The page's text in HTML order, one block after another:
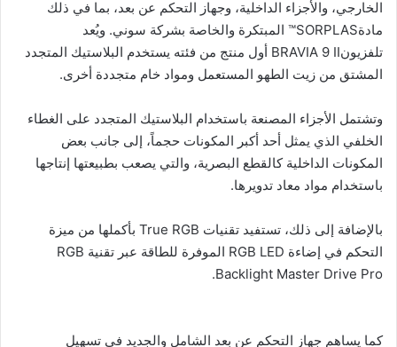
الخارجي، والأجزاء الداخلية، وجهاز التحكم عن بعد، بما في ذلك
مادةSORPLAS™ المبتكرة والخاصة بشركة سوني. ويُعد
تلفزيونBRAVIA 9 II أول منتج من فئته يستخدم البلاستيك المتجدد
المشتق من زيت الطهو المستعمل ومواد خام متجددة أخرى.
وتشتمل الأجزاء المصنعة باستخدام البلاستيك المتجدد على الغطاء
الخلفي الذي يمثل أحد أكبر المكونات حجماً، إلى جانب بعض
المكونات الداخلية كالقطع البصرية، والتي يصعب بطبيعتها إنتاجها
باستخدام مواد معاد تدويرها.
بالإضافة إلى ذلك، تستفيد تقنيات True RGB بأكملها من ميزة
التحكم في إضاءة RGB LED الموفرة للطاقة عبر تقنية RGB
Backlight Master Drive Pro.
كما يساهم جهاز التحكم عن بعد الشامل والجديد في تسهيل